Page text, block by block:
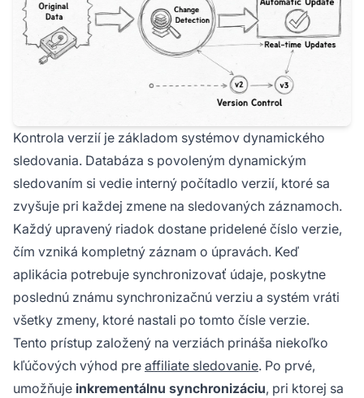
Kontrola verzií je základom systémov dynamického
sledovania. Databáza s povoleným dynamickým
sledovaním si vedie interný počítadlo verzií, ktoré sa
zvyšuje pri každej zmene na sledovaných záznamoch.
Každý upravený riadok dostane pridelené číslo verzie,
čím vzniká kompletný záznam o úpravách. Keď
aplikácia potrebuje synchronizovať údaje, poskytne
poslednú známu synchronizačnú verziu a systém vráti
všetky zmeny, ktoré nastali po tomto čísle verzie.
Tento prístup založený na verziách prináša niekoľko
kľúčových výhod pre affiliate sledovanie. Po prvé,
umožňuje inkrementálnu synchronizáciu, pri ktorej sa